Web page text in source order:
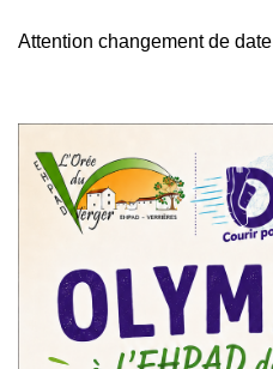
Attention changement de date